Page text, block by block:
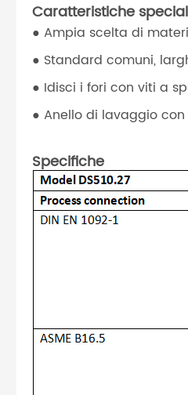
Caratteristiche
● Ampia scelta di
● Standard comuni,
● Idisci i fori con viti a
● Anello di lavaggio
Specifiche